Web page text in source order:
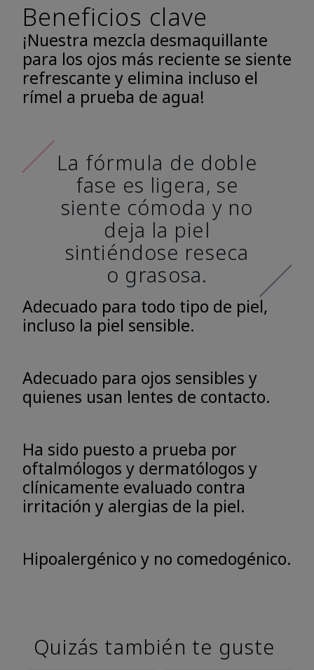
Beneficios clave
¡Nuestra mezcla desmaquillante
para los ojos más reciente se siente
refrescante y elimina incluso el
rímel a prueba de agua!
La fórmula de doble
fase es ligera, se
siente cómoda y no
deja la piel
sintiéndose reseca
o grasosa.
Adecuado para todo tipo de piel,
incluso la piel sensible.
Adecuado para ojos sensibles y
quienes usan lentes de contacto.
Ha sido puesto a prueba por
oftalmólogos y dermatólogos y
clínicamente evaluado contra
irritación y alergias de la piel.
Hipoalergénico y no comedogénico.
Quizás también te guste